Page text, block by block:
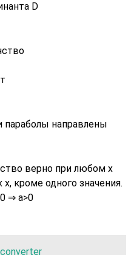
D
параболы направлены
верно при любом х
кроме одного значения.
⇒ a>0